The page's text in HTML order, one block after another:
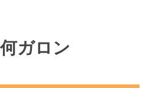
ガロン